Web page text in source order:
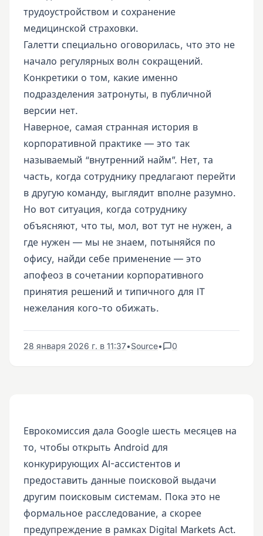
трудоустройством и сохранение
медицинской страховки.
Галетти специально оговорилась, что это не
начало регулярных волн сокращений.
Конкретики о том, какие именно
подразделения затронуты, в публичной
версии нет.
Наверное, самая странная история в
корпоративной практике — это так
называемый “внутренний найм”. Нет, та
часть, когда сотруднику предлагают перейти
в другую команду, выглядит вполне разумно.
Но вот ситуация, когда сотруднику
объясняют, что ты, мол, вот тут не нужен, а
где нужен — мы не знаем, потыняйся по
офису, найди себе применение — это
апофеоз в сочетании корпоративного
принятия решений и типичного для IT
нежелания кого-то обижать.
28 января 2026 г. в 11:37•Source• 0
Еврокомиссия дала Google шесть месяцев на
то, чтобы открыть Android для
конкурирующих AI-ассистентов и
предоставить данные поисковой выдачи
другим поисковым системам. Пока это не
формальное расследование, а скорее
предупреждение в рамках Digital Markets Act.